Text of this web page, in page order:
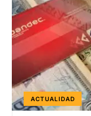
ACTUALIDAD